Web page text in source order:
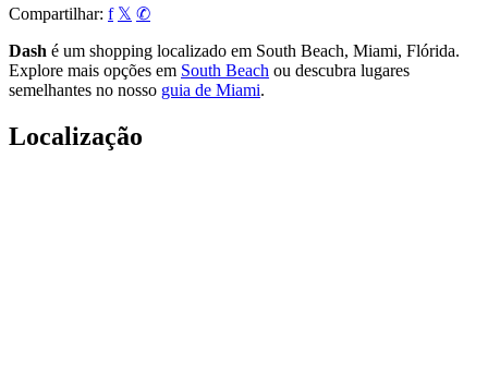
Compartilhar: f 𝕏 ✆
Dash é um shopping localizado em South Beach, Miami, Flórida.
Explore mais opções em South Beach ou descubra lugares
semelhantes no nosso guia de Miami.
Localização